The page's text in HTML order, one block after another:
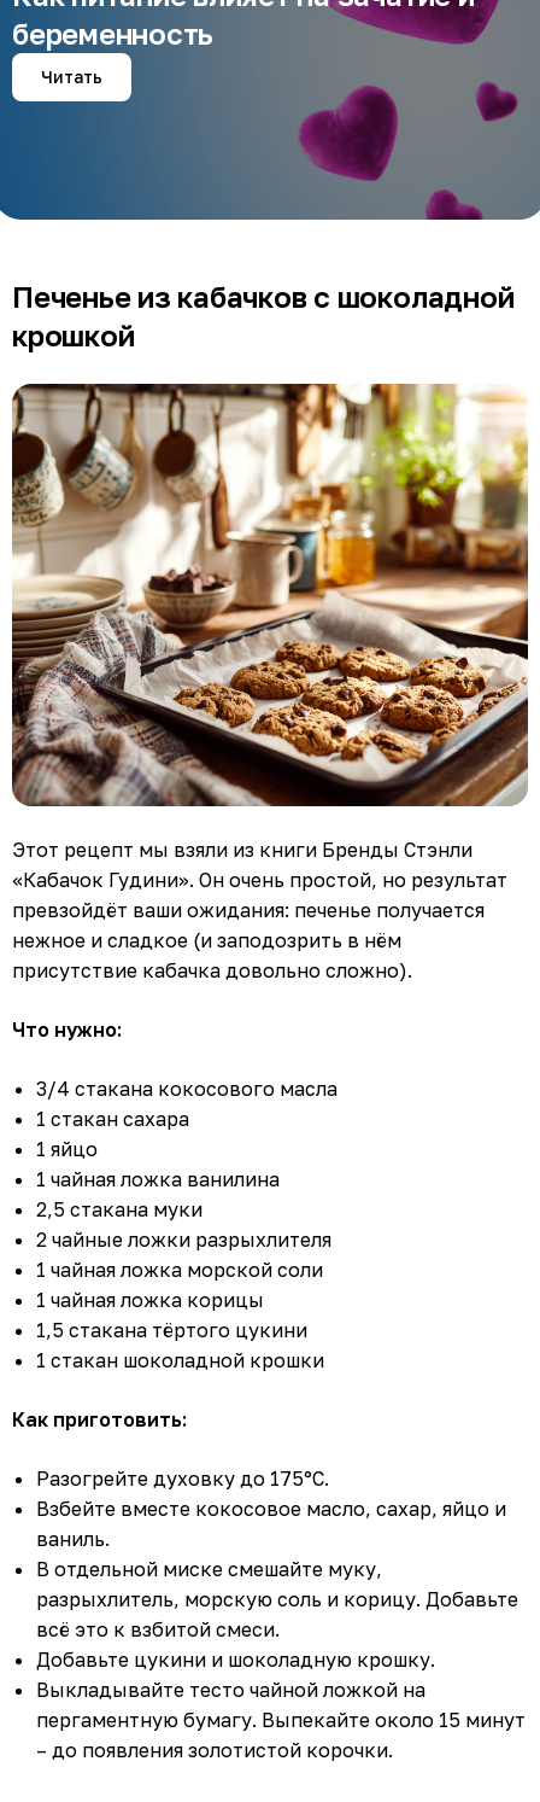
беременность
Читать
Печенье из кабачков с шоколадной
крошкой
Этот рецепт мы взяли из книги Бренды Стэнли
«Кабачок Гудини». Он очень простой, но результат
превзойдёт ваши ожидания: печенье получается
нежное и сладкое (и заподозрить в нём
присутствие кабачка довольно сложно).
Что нужно:
3/4 стакана кокосового масла
1 стакан сахара
1 яйцо
1 чайная ложка ванилина
2,5 стакана муки
2 чайные ложки разрыхлителя
1 чайная ложка морской соли
1 чайная ложка корицы
1,5 стакана тёртого цукини
1 стакан шоколадной крошки
Как приготовить:
Разогрейте духовку до 175°C.
Взбейте вместе кокосовое масло, сахар, яйцо и
ваниль.
В отдельной миске смешайте муку,
разрыхлитель, морскую соль и корицу. Добавьте
всё это к взбитой смеси.
Добавьте цукини и шоколадную крошку.
Выкладывайте тесто чайной ложкой на
пергаментную бумагу. Выпекайте около 15 минут
– до появления золотистой корочки.